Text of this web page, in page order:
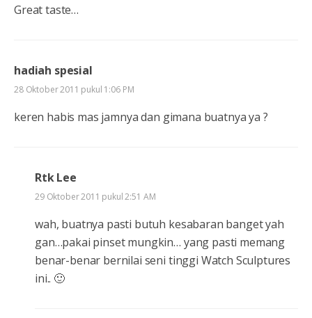
Great taste…
hadiah spesial
28 Oktober 2011 pukul 1:06 PM
keren habis mas jamnya dan gimana buatnya ya ?
Rtk Lee
29 Oktober 2011 pukul 2:51 AM
wah, buatnya pasti butuh kesabaran banget yah
gan…pakai pinset mungkin… yang pasti memang
benar-benar bernilai seni tinggi Watch Sculptures
ini.. 🙂